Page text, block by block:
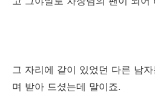
그 자리에 같이 있었던 다른 남
며 받아 드셨는데 말이죠.